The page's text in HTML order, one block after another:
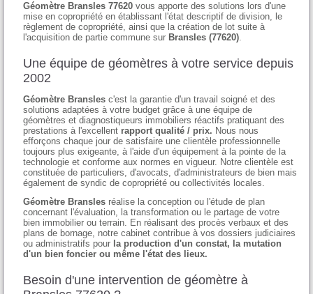
Géomètre Bransles 77620 vous apporte des solutions lors d'une
mise en copropriété en établissant l'état descriptif de division, le
règlement de copropriété, ainsi que la création de lot suite à
l'acquisition de partie commune sur Bransles (77620).
Une équipe de géomètres à votre service depuis
2002
Géomètre Bransles c'est la garantie d'un travail soigné et des
solutions adaptées à votre budget grâce à une équipe de
géomètres et diagnostiqueurs immobiliers réactifs pratiquant des
prestations à l'excellent rapport qualité / prix. Nous nous
efforçons chaque jour de satisfaire une clientèle professionnelle
toujours plus exigeante, à l'aide d'un équipement à la pointe de la
technologie et conforme aux normes en vigueur. Notre clientèle est
constituée de particuliers, d'avocats, d'administrateurs de bien mais
également de syndic de copropriété ou collectivités locales.
Géomètre Bransles réalise la conception ou l'étude de plan
concernant l'évaluation, la transformation ou le partage de votre
bien immobilier ou terrain. En réalisant des procès verbaux et des
plans de bornage, notre cabinet contribue à vos dossiers judiciaires
ou administratifs pour la production d'un constat, la mutation
d'un bien foncier ou même l'état des lieux.
Besoin d'une intervention de géomètre à